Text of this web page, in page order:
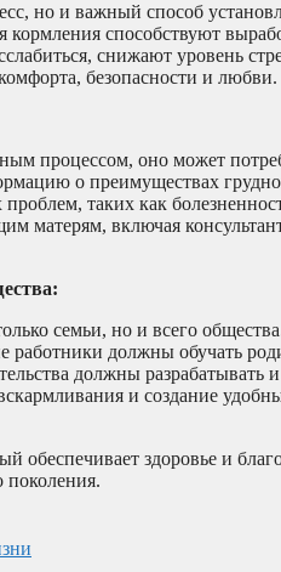
но и важный способ
кормления способствуют
снижают уровень
безопасности и любви.
процессом, оно может
о преимуществах
таких как
матерям, включая
семьи, но и всего
должны обучать
должны разрабатывать
и создание
обеспечивает здоровье и
поколения.